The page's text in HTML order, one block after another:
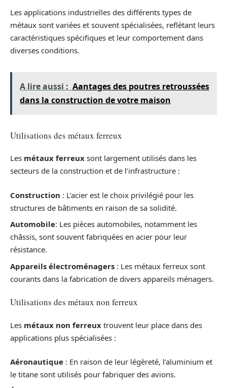
Les applications industrielles des différents types de
métaux sont variées et souvent spécialisées, reflétant leurs
caractéristiques spécifiques et leur comportement dans
diverses conditions.
A lire aussi : Aantages des poutres retroussées
dans la construction de votre maison
Utilisations des métaux ferreux
Les métaux ferreux sont largement utilisés dans les
secteurs de la construction et de l’infrastructure :
Construction : L’acier est le choix privilégié pour les
structures de bâtiments en raison de sa solidité.
Automobile: Les pièces automobiles, notamment les
châssis, sont souvent fabriquées en acier pour leur
résistance.
Appareils électroménagers : Les métaux ferreux sont
courants dans la fabrication de divers appareils ménagers.
Utilisations des métaux non ferreux
Les métaux non ferreux trouvent leur place dans des
applications plus spécialisées :
Aéronautique : En raison de leur légèreté, l’aluminium et
le titane sont utilisés pour fabriquer des avions.